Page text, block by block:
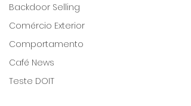
Backdoor Selling
Comércio Exterior
Comportamento
Café News
Teste DOIT